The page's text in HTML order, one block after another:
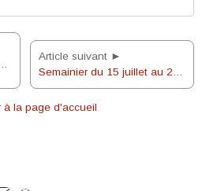
pastorale, le 25 juin 2023
Article suivant ►
Semainier du 15 juillet au 26 août 2023
à la page d'accueil